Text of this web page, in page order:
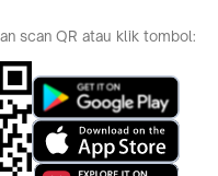
scan QR atau klik tombol: